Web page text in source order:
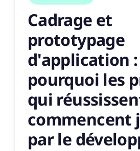
Cadrage et
prototypage
d'application :
pourquoi les
qui
commencent
par le